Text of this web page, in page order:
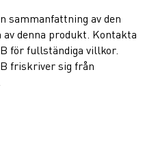
sammanfattning av den
denna produkt. Kontakta
för fullständiga villkor.
friskriver sig från